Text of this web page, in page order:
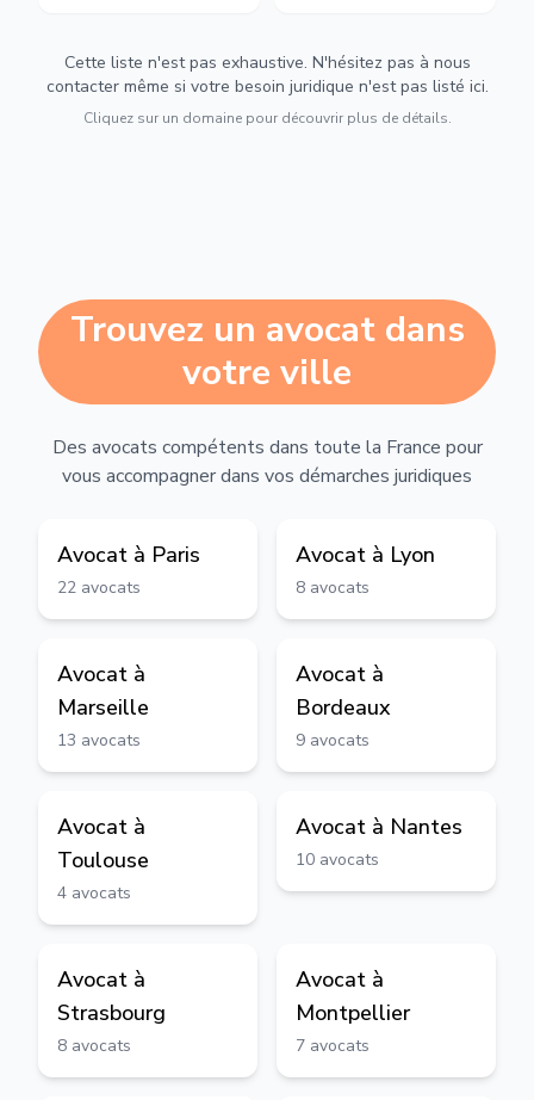
Cette liste n'est pas exhaustive. N'hésitez pas à nous
contacter même si votre besoin juridique n'est pas listé ici.
Cliquez sur un domaine pour découvrir plus de détails.
Trouvez un avocat dans
votre ville
Des avocats compétents dans toute la France pour
vous accompagner dans vos démarches juridiques
Avocat à Paris
22 avocats
Avocat à Lyon
8 avocats
Avocat à
Marseille
13 avocats
Avocat à
Bordeaux
9 avocats
Avocat à
Toulouse
4 avocats
Avocat à Nantes
10 avocats
Avocat à
Strasbourg
8 avocats
Avocat à
Montpellier
7 avocats